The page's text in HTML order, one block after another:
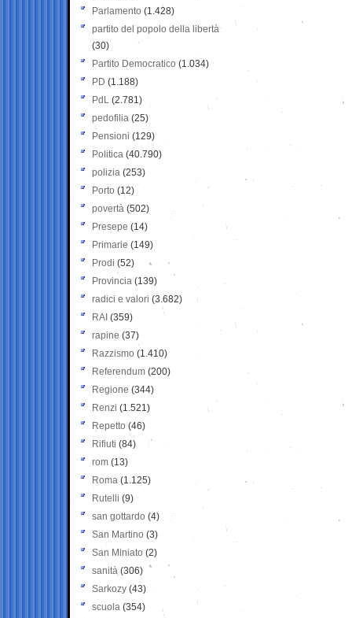
Parlamento (1.428)
partito del popolo della libertà
(30)
Partito Democratico (1.034)
PD (1.188)
PdL (2.781)
pedofilia (25)
Pensioni (129)
Politica (40.790)
polizia (253)
Porto (12)
povertà (502)
Presepe (14)
Primarie (149)
Prodi (52)
Provincia (139)
radici e valori (3.682)
RAI (359)
rapine (37)
Razzismo (1.410)
Referendum (200)
Regione (344)
Renzi (1.521)
Repetto (46)
Rifiuti (84)
rom (13)
Roma (1.125)
Rutelli (9)
san gottardo (4)
San Martino (3)
San Miniato (2)
sanità (306)
Sarkozy (43)
scuola (354)